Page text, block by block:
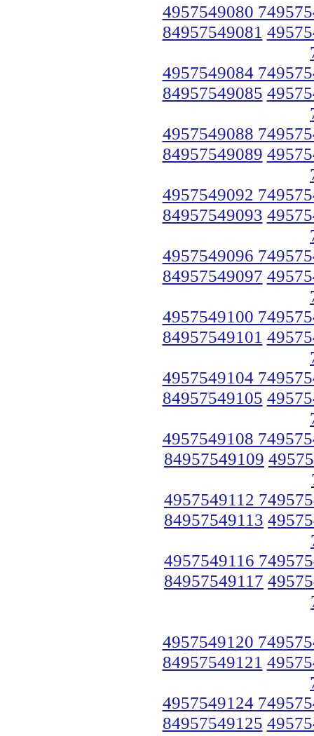
4957549080
84957549081
4957549084
84957549085
4957549088
84957549089
4957549092
84957549093
4957549096
84957549097
4957549100
84957549101
4957549104
84957549105
4957549108
84957549109
4957549112
84957549113
4957549116
84957549117
4957549120
84957549121
4957549124
84957549125